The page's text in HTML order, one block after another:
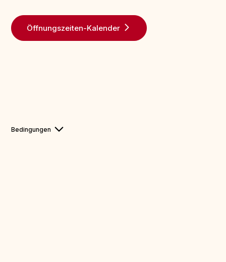
Öffnungszeiten-Kalender
Bedingungen